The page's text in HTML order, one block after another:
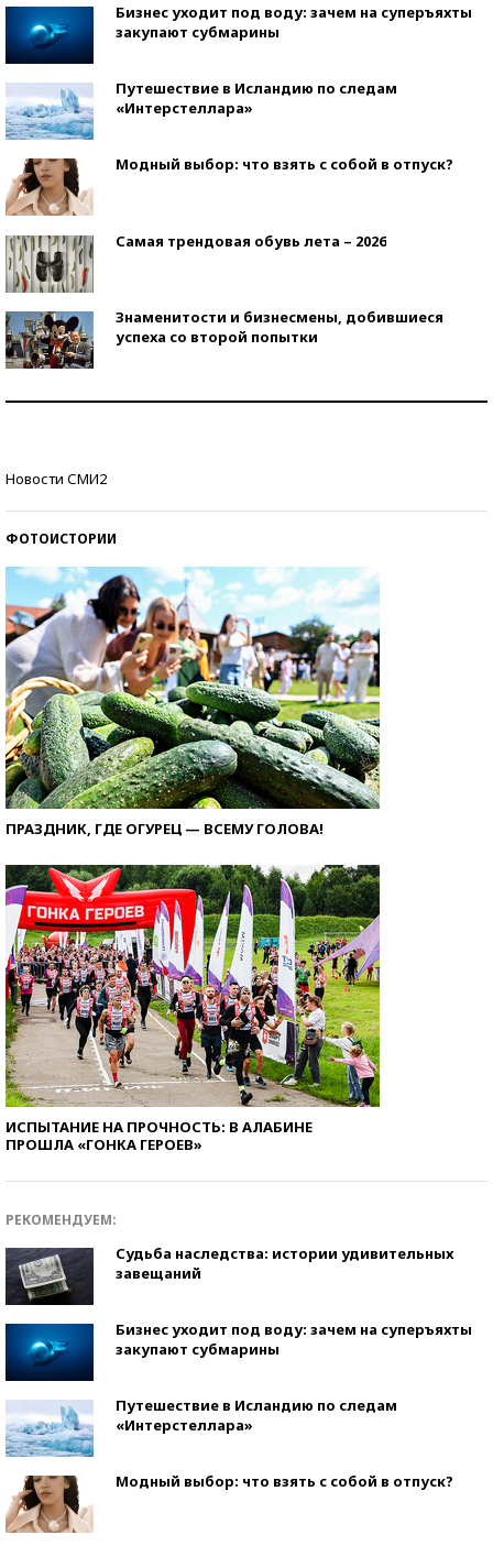
Бизнес уходит под воду: зачем на суперъяхты
закупают субмарины
Путешествие в Исландию по следам
«Интерстеллара»
Модный выбор: что взять с собой в отпуск?
Самая трендовая обувь лета – 2026
Знаменитости и бизнесмены, добившиеся
успеха со второй попытки
Новости СМИ2
ФОТОИСТОРИИ
ПРАЗДНИК, ГДЕ ОГУРЕЦ — ВСЕМУ ГОЛОВА!
ИСПЫТАНИЕ НА ПРОЧНОСТЬ: В АЛАБИНЕ
ПРОШЛА «ГОНКА ГЕРОЕВ»
РЕКОМЕНДУЕМ:
Судьба наследства: истории удивительных
завещаний
Бизнес уходит под воду: зачем на суперъяхты
закупают субмарины
Путешествие в Исландию по следам
«Интерстеллара»
Модный выбор: что взять с собой в отпуск?